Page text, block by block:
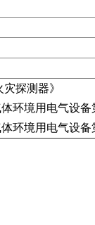
探测器》
体环境用电气设
环境用电气设